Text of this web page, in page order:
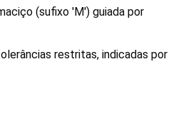
(sufixo 'M') guiada por
restritas, indicadas por